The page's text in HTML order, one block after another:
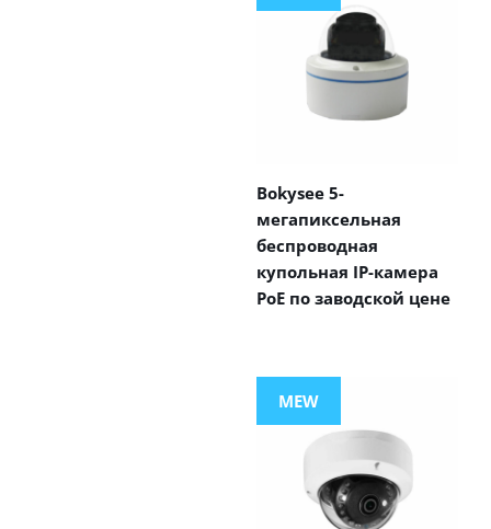
Bokysee 5-
мегапиксельная
беспроводная
купольная IP-камера
PoE по заводской цене
MEW